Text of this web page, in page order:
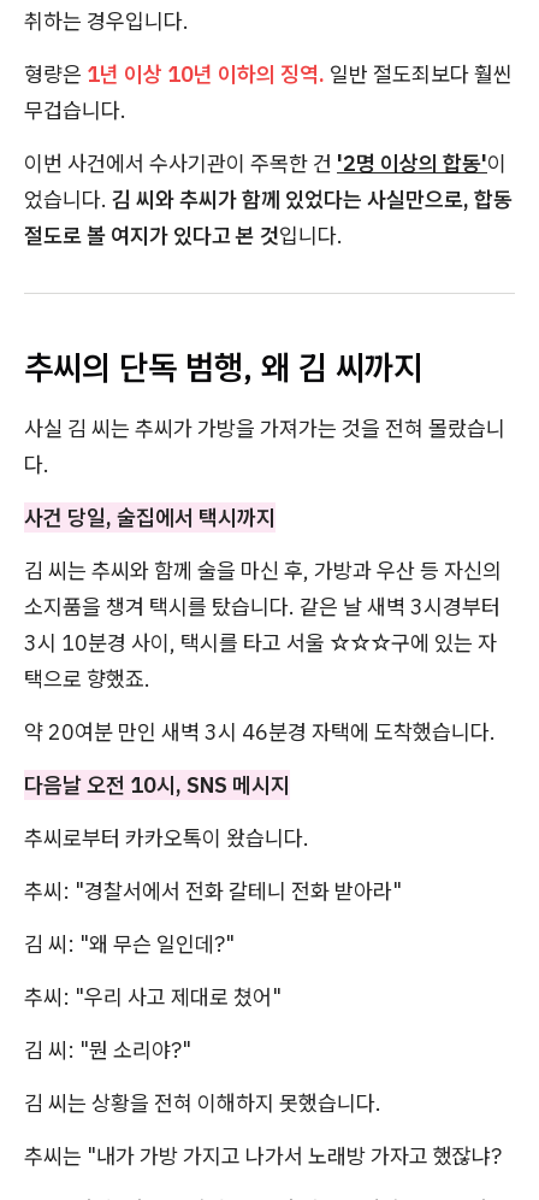
취하는 경우입니다.
형량은 1년 이상 10년 이하의 징역. 일반 절도죄보다 훨씬
무겁습니다.
이번 사건에서 수사기관이 주목한 건 '2명 이상의 합동'이
었습니다. 김 씨와 추씨가 함께 있었다는 사실만으로, 합동
절도로 볼 여지가 있다고 본 것입니다.
추씨의 단독 범행, 왜 김 씨까지
사실 김 씨는 추씨가 가방을 가져가는 것을 전혀 몰랐습니
다.
사건 당일, 술집에서 택시까지
김 씨는 추씨와 함께 술을 마신 후, 가방과 우산 등 자신의
소지품을 챙겨 택시를 탔습니다. 같은 날 새벽 3시경부터
3시 10분경 사이, 택시를 타고 서울 ☆☆☆구에 있는 자
택으로 향했죠.
약 20여분 만인 새벽 3시 46분경 자택에 도착했습니다.
다음날 오전 10시, SNS 메시지
추씨로부터 카카오톡이 왔습니다.
추씨: "경찰서에서 전화 갈테니 전화 받아라"
김 씨: "왜 무슨 일인데?"
추씨: "우리 사고 제대로 쳤어"
김 씨: "뭔 소리야?"
김 씨는 상황을 전혀 이해하지 못했습니다.
추씨는 "내가 가방 가지고 나가서 노래방 가자고 했잖냐?